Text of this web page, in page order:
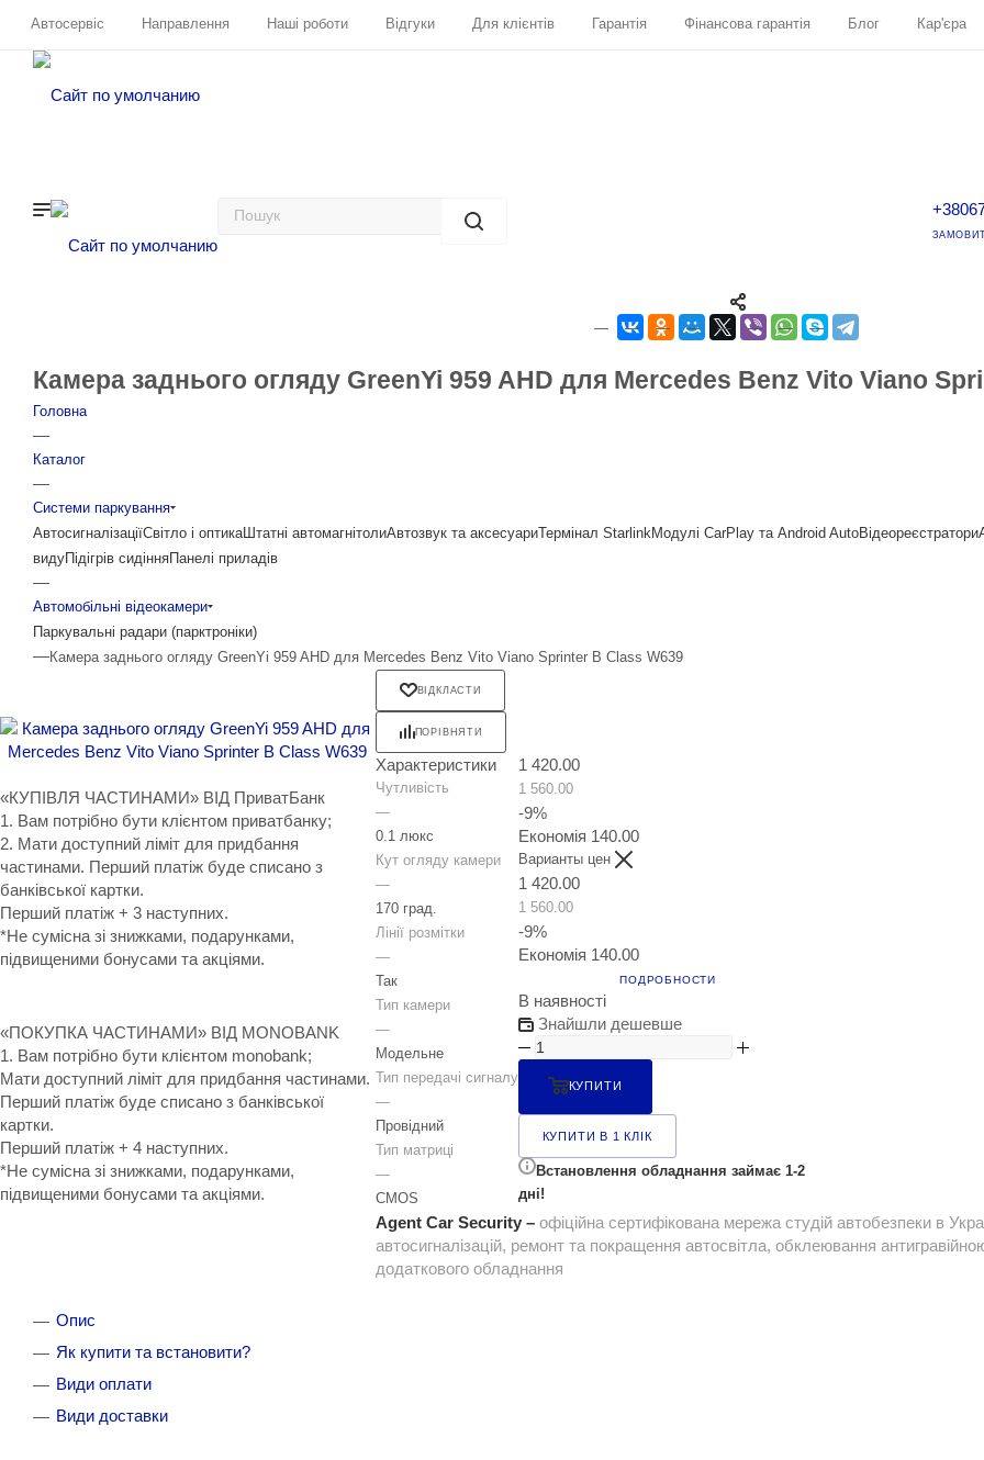
Автосервіс Направлення Наші роботи Відгуки Для клієнтів Гарантія Фінансова гарантія Блог Кар'єра
Камера заднього огляду GreenYi 959 AHD для Mercedes Benz Vito Viano
Головна
—
Каталог
—
Системи паркування
АвтосигналізаціїСвітло і оптикаШтатні автомагнітолиАвтозвук та аксесуариТермінал StarlinkМодулі CarPlay та Android AutoВідеореєстратори
видуПідігрів сидінняПанелі приладів
—
Автомобільні відеокамери
Паркувальні радари (парктроніки)
—Камера заднього огляду GreenYi 959 AHD для Mercedes Benz Vito Viano Sprinter B Class W639
«КУПІВЛЯ ЧАСТИНАМИ» ВІД ПриватБанк
1. Вам потрібно бути клієнтом приватбанку;
2. Мати доступний ліміт для придбання
частинами. Перший платіж буде списано з
банківської картки.
Перший платіж + 3 наступних.
*Не сумісна зі знижками, подарунками,
підвищеними бонусами та акціями.
«ПОКУПКА ЧАСТИНАМИ» ВІД MONOBANK
1. Вам потрібно бути клієнтом monobank;
Мати доступний ліміт для придбання частинами.
Перший платіж буде списано з банківської
картки.
Перший платіж + 4 наступних.
*Не сумісна зі знижками, подарунками,
підвищеними бонусами та акціями.
ВІДКЛАСТИ
ПОРІВНЯТИ
Характеристики
Чутливість
—
0.1 люкс
Кут огляду камери
—
170 град.
Лінії розмітки
—
Так
Тип камери
—
Модельне
Тип передачі сигналу
—
Провідний
Тип матриці
—
CMOS
1 420.00
1 560.00
-9%
Економія 140.00
Варианты цен
1 420.00
1 560.00
-9%
Економія 140.00
ПОДРОБНОСТИ
В наявності
Знайшли дешевше
КУПИТИ
КУПИТИ В 1 КЛІК
Встановлення обладнання займає 1-2
дні!
Agent Car Security – офіційна сертифікована мережа студій автобезпеки в
автосигналізацій, ремонт та покращення автосвітла, обклеювання
додаткового обладнання
Опис
Як купити та встановити?
Види оплати
Види доставки